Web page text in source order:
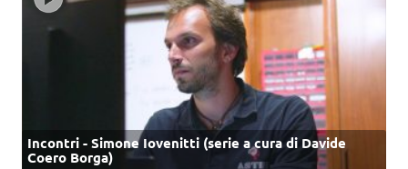
Incontri - Simone Iovenitti (serie a cura di Davide
Coero Borga)